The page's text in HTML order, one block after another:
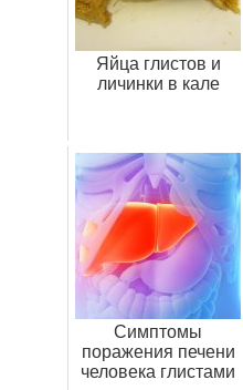
Яйца глистов и
личинки в кале
Симптомы
поражения печени
человека глистами